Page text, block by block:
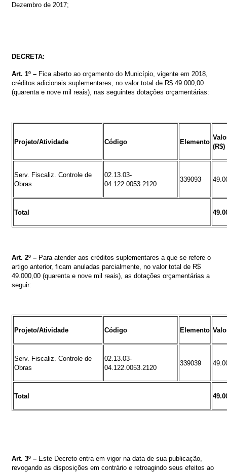
Dezembro de 2017;
DECRETA:
Art. 1º – Fica aberto ao orçamento do Município vigente em 2018,
créditos adicionais suplementares no valor total de R$ 49.000,00
(quarenta e nove mil reais) , nas seguintes dotações orçamentárias:
Projeto/Atividade Código Elemento
(R$)
Serv. Fiscaliz. Controle de
Obras
02.13.03-
04.122.0053.2120
339093
Total
Art. 2º – Para atender aos créditos suplementares a que se refere o
artigo anterior, ficam anuladas parcialmente, no valor total de R$
49.000,00 (quarenta e nove mil reais), as dotações orçamentárias a
seguir:
Projeto/Atividade Código Elemento
Serv. Fiscaliz. Controle de
Obras
02.13.03-
04.122.0053.2120
339039
Total
Art. 3º – Este Decreto entra em vigor na data de sua publicação,
revogando as disposições em contrário e retroagindo seus efeitos ao